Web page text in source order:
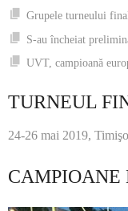
Grupele turneului
S-au încheiat
UVT, campioană
TURNEUL
24-26 mai 2019,